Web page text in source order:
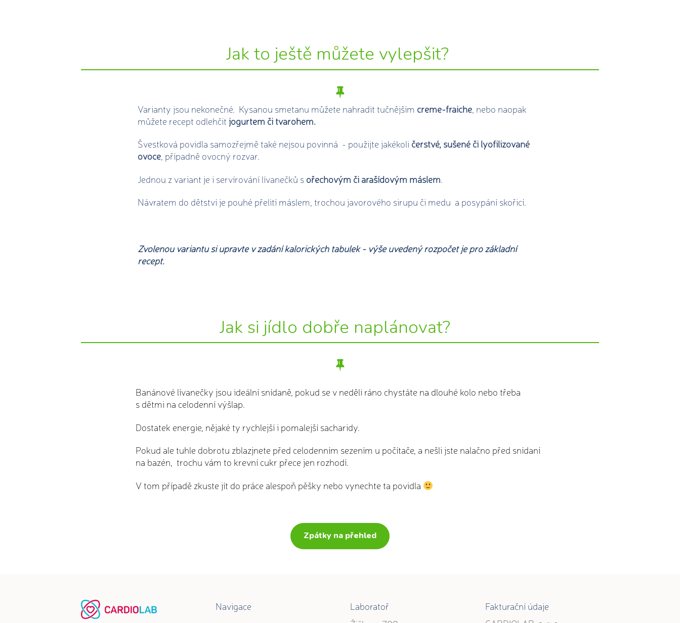
Jak to ještě můžete vylepšit?
Varianty jsou nekonečné. Kysanou smetanu můžete nahradit tučnějším creme-fraiche , nebo naopak
můžete recept odlehčit jogurtem či tvarohem.
Švestková povidla samozřejmě také nejsou povinná - použijte jakékoli čerstvé, sušené či lyofilizované
ovoce , případně ovocný rozvar.
Jednou z variant je i servírování lívanečků s ořechovým či arašídovým máslem
Návratem do dětství je pouhé přelití máslem, trochou javorového sirupu či medu a posypání skořicí.
Zvolenou variantu si upravte v zadání kalorických tabulek - výše uvedený rozpočet je pro základní
recept.
Jak si jídlo dobře naplánovat?
Banánové lívanečky jsou ideální snídaně, pokud se v neděli ráno chystáte na dlouhé kolo nebo třeba
s dětmi na celodenní výšlap.
Dostatek energie, nějaké ty rychlejší i pomalejší sacharidy.
Pokud ale tuhle dobrotu zblazjnete před celodenním sezením u počítače, a nešli jste nalačno před snídaní
na bazén, trochu vám to krevní cukr přece jen rozhodí.
V tom případě zkuste jít do práce alespoň pěšky nebo vynechte ta povidla
Zpátky na přehled
Navigace
Laboratoř
Fakturační údaje